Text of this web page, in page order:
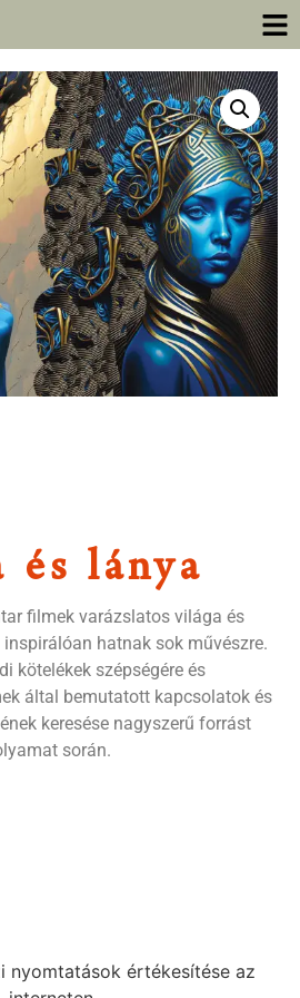
és lánya
filmek varázslatos világa és
hatnak sok művészre.
kötelékek szépségére és
által bemutatott kapcsolatok és
keresése nagyszerű forrást
során.
nyomtatások értékesítése az